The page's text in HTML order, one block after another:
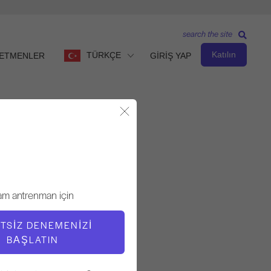
TÜRKÇE GİRİŞ YAP Katılın
search the site
antrenman için
DENEMENIZI
BAŞLATIN
ÖĞRETMEN
Cary Regan
VIDEO ZAMANI